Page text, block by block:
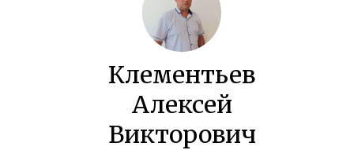
Клементьев
Алексей
Викторович